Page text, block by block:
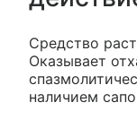
Средство
Оказывает
наличием